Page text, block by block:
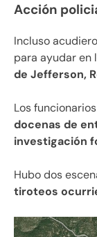
Acción
Incluso
para ayudar en
de Jefferson,
Los
docenas de
investigación
Hubo dos
tiroteos